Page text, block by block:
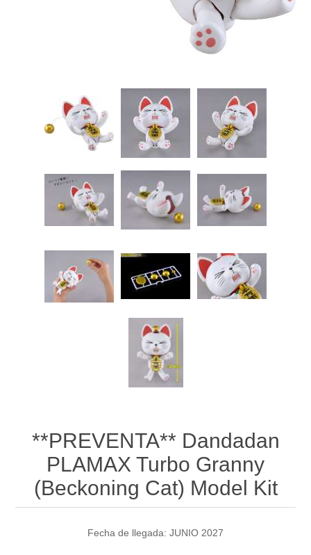
**PREVENTA** Dandadan
PLAMAX Turbo Granny
(Beckoning Cat) Model Kit
Fecha de llegada: JUNIO 2027